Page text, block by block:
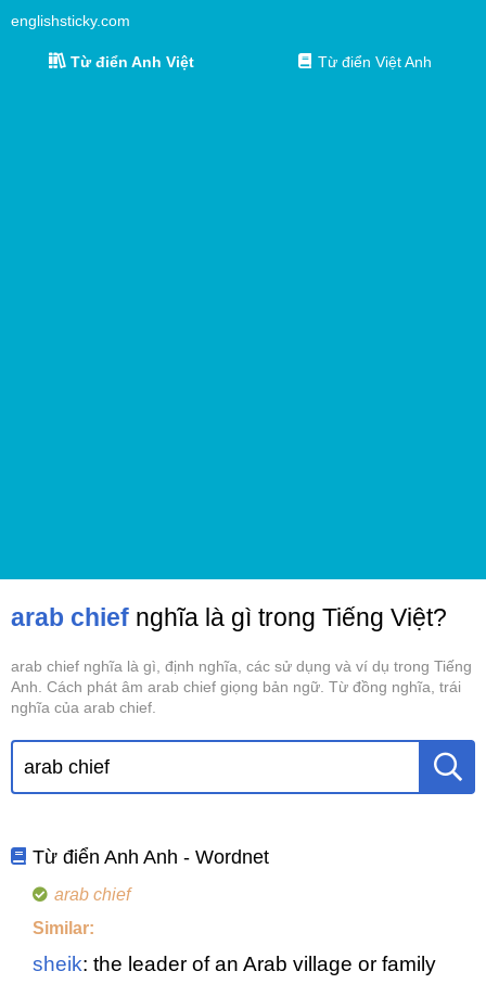
englishsticky.com
Từ điển Anh Việt Từ điển Việt Anh
arab chief nghĩa là gì trong Tiếng Việt?
arab chief nghĩa là gì, định nghĩa, các sử dụng và ví dụ trong Tiếng
Anh. Cách phát âm arab chief giọng bản ngữ. Từ đồng nghĩa, trái
nghĩa của arab chief.
Từ điển Anh Anh - Wordnet
arab chief
Similar:
sheik: the leader of an Arab village or family